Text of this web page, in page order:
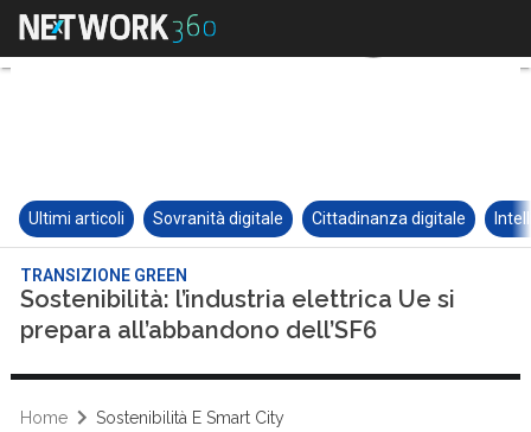
Ultimi articoli Sovranità digitale Cittadinanza digitale
TRANSIZIONE GREEN
Sostenibilità: l’industria elettrica Ue si
prepara all’abbandono dell’SF6
Home Sostenibilità E Smart City